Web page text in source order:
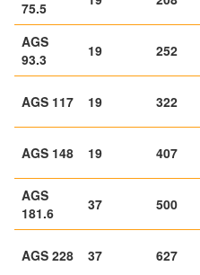
75.5
AGS
93.3
19 252
AGS 117 19 322
AGS 148 19 407
AGS
181.6
37 500
AGS 228 37 627